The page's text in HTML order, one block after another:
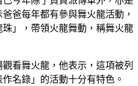
爸每年都有參與舞火龍活動，
」，帶領火龍舞動，稱舞火龍
看舞火龍，他表示，這項被列
名錄」的活動十分有特色。